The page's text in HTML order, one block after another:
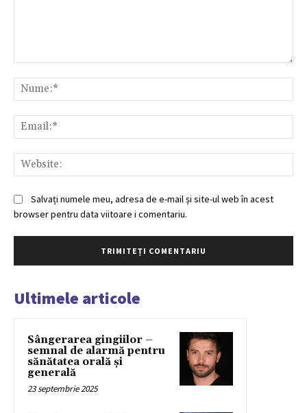
Salvați numele meu, adresa de e-mail și site-ul web în acest
browser pentru data viitoare i comentariu.
Ultimele articole
Sângerarea gingiilor –
semnal de alarmă pentru
sănătatea orală și
generală
23 septembrie 2025